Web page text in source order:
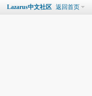
Lazarus中文社区 返回首页